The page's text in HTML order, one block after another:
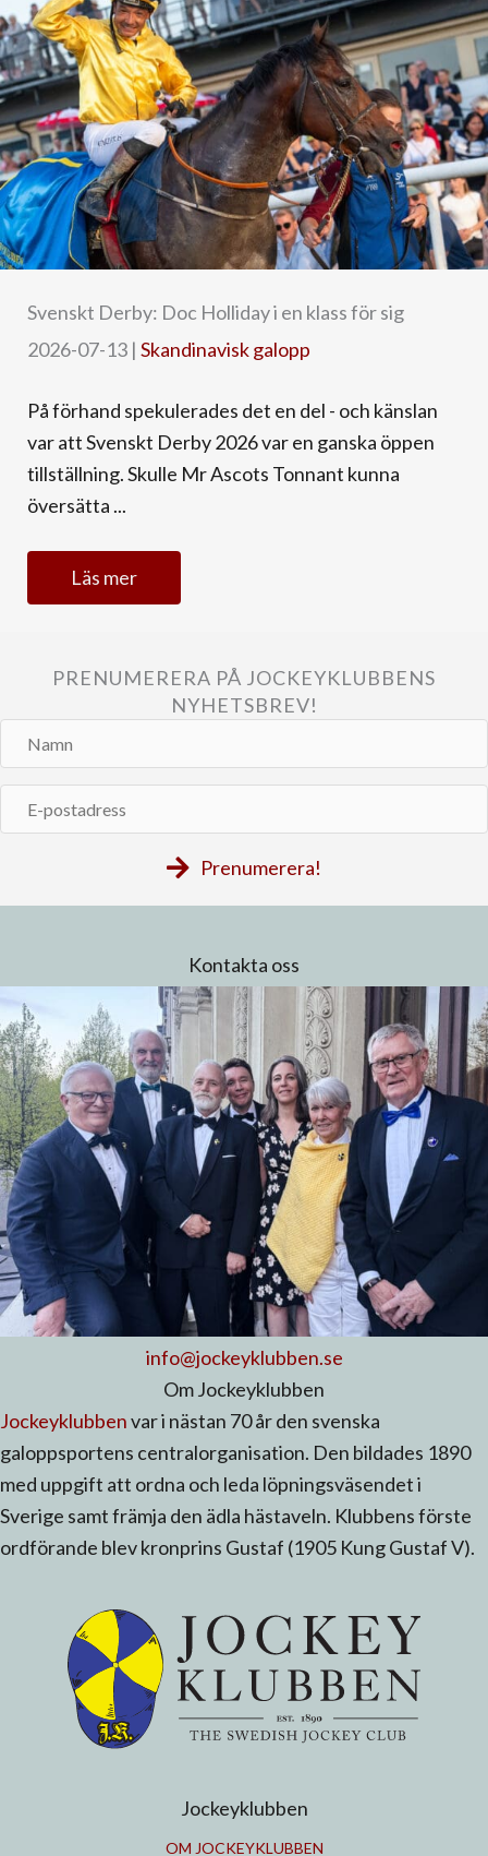
Svenskt Derby: Doc Holliday i en klass för sig
2026-07-13 | Skandinavisk galopp
På förhand spekulerades det en del - och känslan
var att Svenskt Derby 2026 var en ganska öppen
tillställning. Skulle Mr Ascots Tonnant kunna
översätta ...
Läs mer
PRENUMERERA PÅ JOCKEYKLUBBENS
NYHETSBREV!
Namn
postadress
Prenumerera!
Kontakta oss
info@jockeyklubben.se
Om Jockeyklubben
Jockeyklubbenvar i nästan 70 år den svenska
galoppsportens centralorganisation. Den bildades 1890
med uppgift att ordna och leda löpningsväsendet i
Sverige samt främja den ädla hästaveln. Klubbens förste
ordförande blev kronprins Gustaf (1905 Kung Gustaf V).
Jockeyklubben
OM JOCKEYKLUBBEN